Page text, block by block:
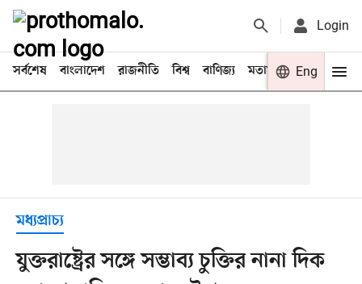
Login
সর্বশেষ বাংলাদেশ রাজনীতি বিশ্ব বাণিজ্য মতামত খেলা
Eng
মধ্যপ্রাচ্য
যুক্তরাষ্ট্রের সঙ্গে সম্ভাব্য চুক্তির নানা দিক